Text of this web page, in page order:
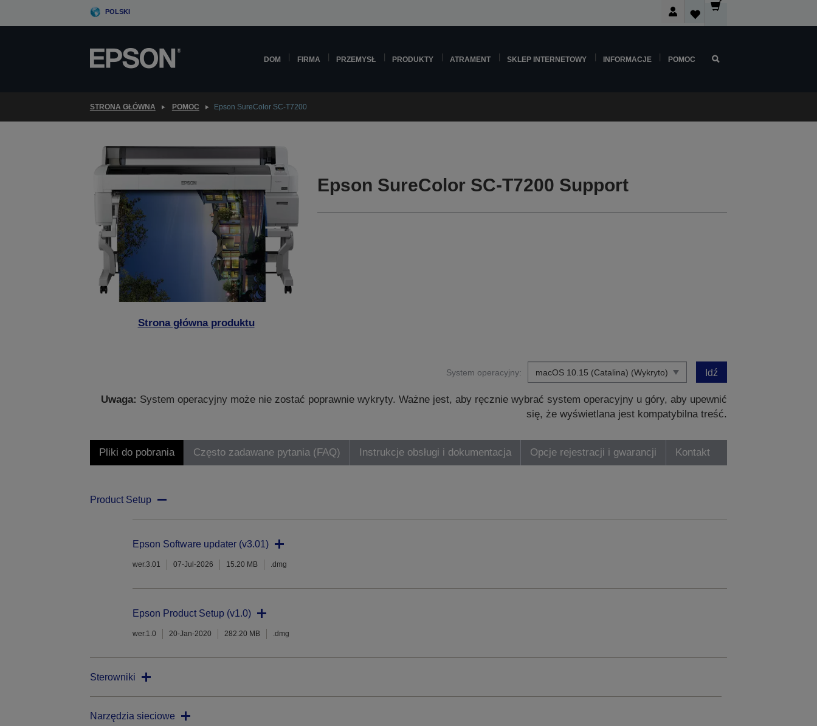
POLSKI
DOM FIRMA PRZEMYSŁ PRODUKTY ATRAMENT SKLEP INTERNETOWY INFORMACJE POMOC
STRONA GŁÓWNA POMOC Epson SureColor SC-T7200
Strona główna produktu
Epson SureColor SC-T7200 Support
System operacyjny: Idź
Uwaga: System operacyjny może nie zostać poprawnie wykryty. Ważne jest, aby ręcznie wybrać system operacyjny u góry, aby upewnić
się, że wyświetlana jest kompatybilna treść.
Pliki do pobrania Często zadawane pytania (FAQ) Instrukcje obsługi i dokumentacja Opcje rejestracji i gwarancji Kontakt
Product Setup
Epson Software updater (v3.01)
wer.3.01 07-Jul-2026 15.20 MB .dmg
Epson Product Setup (v1.0)
wer.1.0 20-Jan-2020 282.20 MB .dmg
Sterowniki
Narzędzia sieciowe